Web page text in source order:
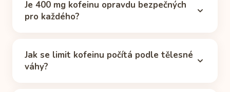
Je 400 mg kofeinu opravdu bezpečných
pro každého?
netěhotné dospělé. Těhotným se doporučuje zůstat
pod 200 mg (ACOG), kojícím zhruba pod 300 mg
Jak se limit kofeinu počítá podle tělesné
váhy?